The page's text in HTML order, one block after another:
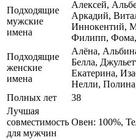
Подходящие
мужские
имена
Алексей,
Аркадий,
Иннокентий,
Филипп,
Подходящие
женские
имена
Алёна,
Белла,
Екатерина,
Нелли,
Полных лет
38
Лучшая
совместимость
для мужчин
Овен: 100%,